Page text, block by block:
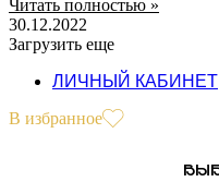
Читать полностью »
30.12.2022
Загрузить еще
ЛИЧНЫЙ КАБИНЕТ
В избранное